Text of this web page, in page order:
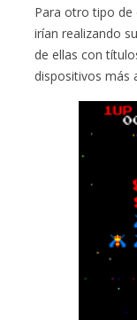
Para otro tipo de
irían realizando
de ellas con
dispositivos más